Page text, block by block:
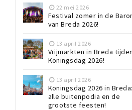
22 mei 2026
Festival zomer in de
van Breda 2026!
13 april 2026
Vrijmarkten in Breda
Koningsdag 2026!
13 april 2026
Koningsdag 2026 in Breda:
alle buitenpodia en de
grootste feesten!